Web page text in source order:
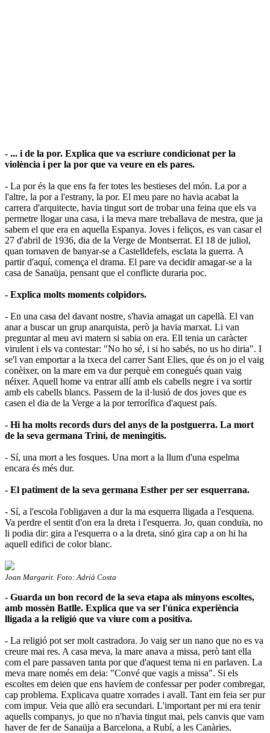
- ... i de la por. Explica que va escriure condicionat per la
violència i per la por que va veure en els pares.
- La por és la que ens fa fer totes les bestieses del món. La por a
l'altre, la por a l'estrany, la por. El meu pare no havia acabat la
carrera d'arquitecte, havia tingut sort de trobar una feina que els va
permetre llogar una casa, i la meva mare treballava de mestra, que ja
sabem el que era en aquella Espanya. Joves i feliços, es van casar el
27 d'abril de 1936, dia de la Verge de Montserrat. El 18 de juliol,
quan tornaven de banyar-se a Castelldefels, esclata la guerra. A
partir d'aquí, comença el drama. El pare va decidir amagar-se a la
casa de Sanaüja, pensant que el conflicte duraria poc.
- Explica molts moments colpidors.
- En una casa del davant nostre, s'havia amagat un capellà. El van
anar a buscar un grup anarquista, però ja havia marxat. Li van
preguntar al meu avi matern si sabia on era. Ell tenia un caràcter
virulent i els va contestar: "No ho sé, i si ho sabés, no us ho diria". I
se'l van emportar a la txeca del carrer Sant Elies, que és on jo el vaig
conèixer, on la mare em va dur perquè em conegués quan vaig
néixer. Aquell home va entrar allí amb els cabells negre i va sortir
amb els cabells blancs. Passem de la il·lusió de dos joves que es
casen el dia de la Verge a la por terrorífica d'aquest país.
- Hi ha molts records durs del anys de la postguerra. La mort
de la seva germana Trini, de meningitis.
- Sí, una mort a les fosques. Una mort a la llum d'una espelma
encara és més dur.
- El patiment de la seva germana Esther per ser esquerrana.
- Sí, a l'escola l'obligaven a dur la ma esquerra lligada a l'esquena.
Va perdre el sentit d'on era la dreta i l'esquerra. Jo, quan conduïa, no
li podia dir: gira a l'esquerra o a la dreta, sinó gira cap a on hi ha
aquell edifici de color blanc.
Joan Margarit. Foto: Adrià Costa
- Guarda un bon record de la seva etapa als minyons escoltes,
amb mossèn Batlle. Explica que va ser l'única experiència
lligada a la religió que va viure com a positiva.
- La religió pot ser molt castradora. Jo vaig ser un nano que no es va
creure mai res. A casa meva, la mare anava a missa, però tant ella
com el pare passaven tanta por que d'aquest tema ni en parlaven. La
meva mare només em deia: "Convé que vagis a missa". Si els
escoltes em deien que ens havíem de confessar per poder combregar,
cap problema. Explicava quatre xorrades i avall. Tant em feia ser pur
com impur. Veia que allò era secundari. L'important per mi era tenir
aquells companys, jo que no n'havia tingut mai, pels canvis que vam
haver de fer de Sanaüja a Barcelona, a Rubí, a les Canàries.